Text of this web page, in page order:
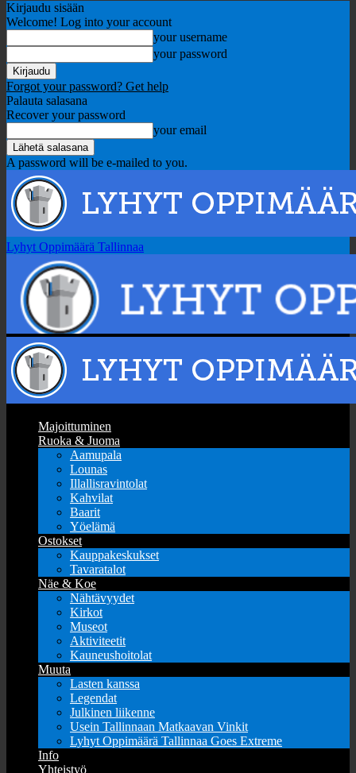
Kirjaudu sisään
Welcome! Log into your account
your username
your password
Forgot your password? Get help
Palauta salasana
Recover your password
your email
A password will be e-mailed to you.
Lyhyt Oppimäärä Tallinnaa
Majoittuminen
Ruoka & Juoma
Aamupala
Lounas
Illallisravintolat
Kahvilat
Baarit
Yöelämä
Ostokset
Kauppakeskukset
Tavaratalot
Näe & Koe
Nähtävyydet
Kirkot
Museot
Aktiviteetit
Kauneushoitolat
Muuta
Lasten kanssa
Legendat
Julkinen liikenne
Usein Tallinnaan Matkaavan Vinkit
Lyhyt Oppimäärä Tallinnaa Goes Extreme
Info
Yhteistyö